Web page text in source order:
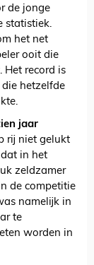
de jonge
statistiek.
het net
ooit die
Het record is
hetzelfde
jaar
rij niet gelukt
in het
zeldzamer
de competitie
namelijk in
te
worden in